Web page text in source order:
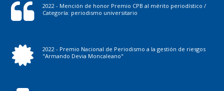
2022 - Mención de honor Premio CPB al mérito periodístico /
Categoría: periodismo universitario
2022 - Premio Nacional de Periodismo a la gestión de riesgos
"Armando Devia Moncaleano"